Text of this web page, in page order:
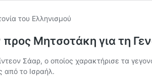
Μητσοτάκη για τη
Σάαρ, ο οποίος χαρακτήρισε τα
από το Ισραήλ.